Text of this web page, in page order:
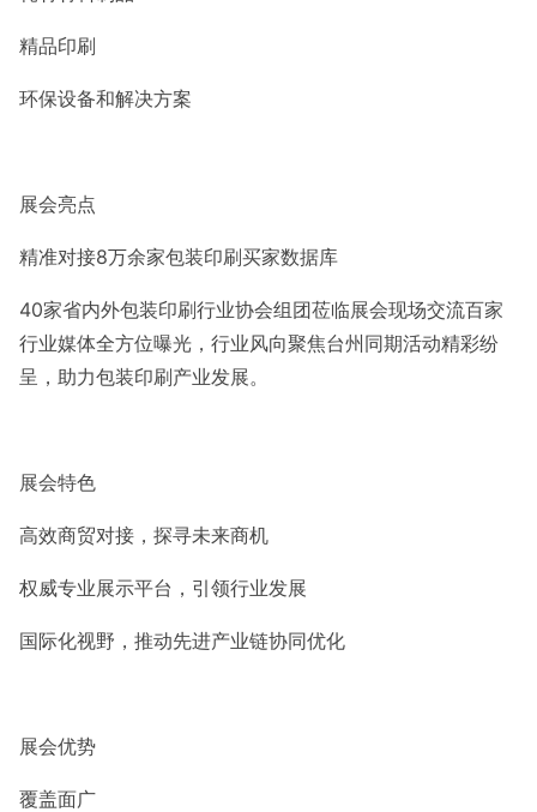
精品印刷
环保设备和解决方案
展会亮点
精准对接8万余家包装印刷买家数据库
40家省内外包装印刷行业协会组团莅临展会现场交流百家
行业媒体全方位曝光，行业风向聚焦台州同期活动精彩纷
呈，助力包装印刷产业发展。
展会特色
高效商贸对接，探寻未来商机
权威专业展示平台，引领行业发展
国际化视野，推动先进产业链协同优化
展会优势
覆盖面广